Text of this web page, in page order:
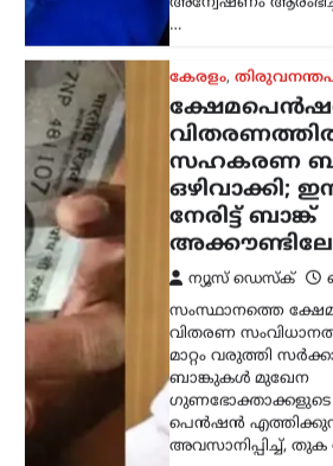
മാറ്റം വരുത്തി
ബാങ്കുകൾ മുഖേന
ഗുണഭോക്താക്കളുടെ
പെൻഷൻ
അവസാനിപ്പിച്ച്, തുക
ട്രെൻഡിംഗ്,ദേശീയം
ജെൻ Zഉം
ആൽഫയും
സത്യസന്ധർ;
പരിഷ്കാരം
മോഹൻ
ന്യൂസ് ഡെസ്ക്
രാജ്യത്തെ
വിദ്യാഭ്യാസ
ശ്രദ്ധേയമായ
ആർ.എസ്.എസ്